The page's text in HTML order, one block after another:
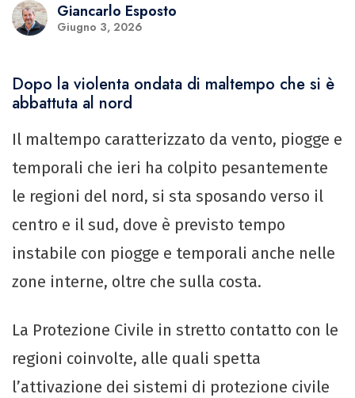
Giancarlo Esposto
Giugno 3, 2026
Dopo la violenta ondata di maltempo che si è
abbattuta al nord
Il maltempo caratterizzato da vento, piogge e
temporali che ieri ha colpito pesantemente
le regioni del nord, si sta sposando verso il
centro e il sud, dove è previsto tempo
instabile con piogge e temporali anche nelle
zone interne, oltre che sulla costa.
La Protezione Civile in stretto contatto con le
regioni coinvolte, alle quali spetta
l’attivazione dei sistemi di protezione civile